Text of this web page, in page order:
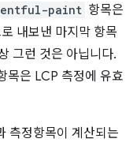
paint 항목은
내보낸 마지막 항목
그런 것은 아닙니다.
목은 LCP 측정에 유효
측정항목이 계산되는